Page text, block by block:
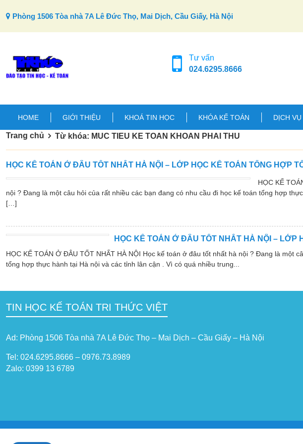
Phòng 1506 Tòa nhà 7A Lê Đức Thọ, Mai Dịch, Cầu Giấy, Hà Nội
Tư vấn
024.6295.8666
HOME GIỚI THIỆU KHOÁ TIN HỌC KHÓA KẾ TOÁN DỊCH
Trang chủ Từ khóa: MUC TIEU KE TOAN KHOAN PHAI THU
HỌC KẾ TOÁN Ở ĐÂU TỐT NHẤT HÀ NỘI – LỚP HỌC KẾ TOÁN TỔNG HỢP
HỌC KẾ
nội ? Đang là một câu hỏi của rất nhiều các bạn đang có nhu cầu đi học kế toán tổng hợp
[…]
HỌC KẾ TOÁN Ở ĐÂU TỐT NHẤT HÀ NỘI – LỚP
HỌC KẾ TOÁN Ở ĐÂU TỐT NHẤT HÀ NỘI Học kế toán ở đâu tốt nhất hà nội ? Đang là một
tổng hợp thực hành tại Hà nội và các tỉnh lân cận . Vì có quá nhiều trung...
TIN HỌC KẾ TOÁN TRI THỨC VIỆT
Ad: Phòng 1506 Tòa nhà 7A Lê Đức Thọ – Mai Dịch – Cầu Giấy – Hà Nội
Tel: 024.6295.8666 – 0976.73.8989
Zalo: 0399 13 6789